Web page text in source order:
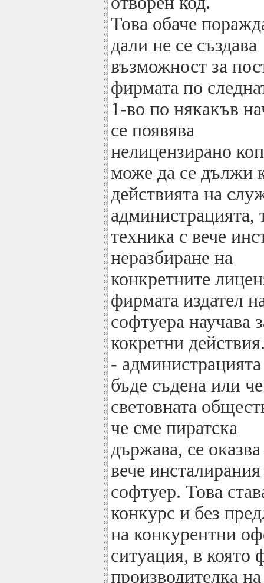
Това обаче
дали не се създава
възможност за
фирмата по
1-во по някакъв
се появява
нелицензирано
може да се дължи
действията на
администрацията,
техника с вече
неразбиране на
конкретните
фирмата издател
софтуера научава
кокретни
-
бъде съдена или
световната
че сме пиратска
държава, се
вече инсталирания
софтуер. Това
конкурс и без
на конкурентни
ситуация, в която
производителка